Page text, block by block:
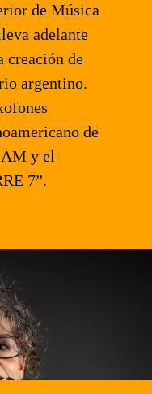
de Música
adelante
creación de
argentino.
de
y el
7”.